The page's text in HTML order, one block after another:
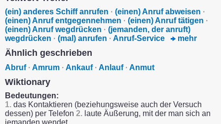
(ein) anderes Schiff anrufen · (einen) Anruf abweisen ·
(einen) Anruf entgegennehmen · (einen) Anruf tätigen ·
(einen) Anruf wegdrücken · (jemanden, der anruft)
wegdrücken · (mal) anrufen · Anruf-Service mehr
Ähnlich geschrieben
Abruf · Amrum · Ankauf · Anlauf · Anmut
Wiktionary
Bedeutungen:
1. das Kontaktieren (beziehungsweise auch der Versuch
dessen) per Telefon 2. laute Äußerung, mit der man sich an
jemanden wendet